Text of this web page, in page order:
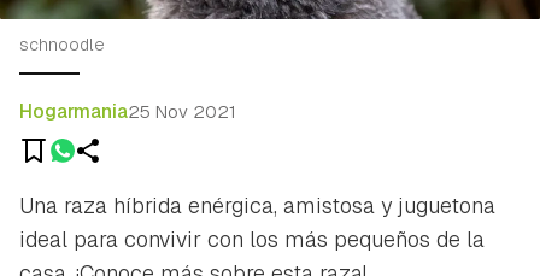
schnoodle
Hogarmania25 Nov 2021
Una raza híbrida enérgica, amistosa y juguetona
ideal para convivir con los más pequeños de la